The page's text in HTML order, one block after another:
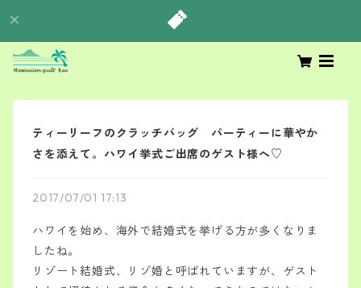
ティーリーフのクラッチバッグ パーティーに華やか
さを添えて。ハワイ挙式ご出席のゲスト様へ♡
2017/07/01 17:13
ハワイを始め、海外で結婚式を挙げる方が多くなりま
したね。
リゾート結婚式、リゾ婚と呼ばれていますが、ゲスト